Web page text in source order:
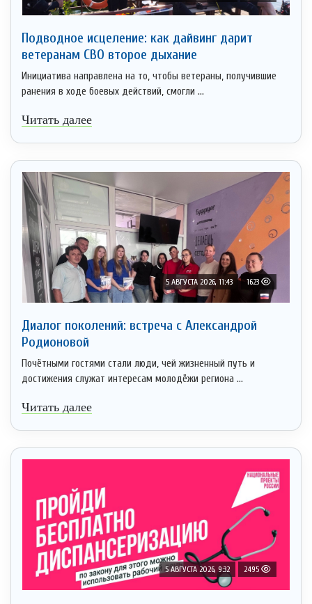
Подводное исцеление: как дайвинг дарит
ветеранам СВО второе дыхание
Инициатива направлена на то, чтобы ветераны, получившие
ранения в ходе боевых действий, смогли ...
Читать далее
5 АВГУСТА 2026, 11:43 1623
Диалог поколений: встреча с Александрой
Родионовой
Почётными гостями стали люди, чей жизненный путь и
достижения служат интересам молодёжи региона ...
Читать далее
5 АВГУСТА 2026, 9:32 2495